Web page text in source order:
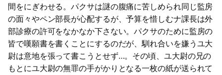
間をにぎわせる。パクサは謎の腹痛に苦しめられ同じ監房
の面々やペン部長が心配するが、予算を惜しむナ課長は外
部診療の許可をなかなか下さない。パクサのために監房の
皆で嘆願書を書くことにするのだが、馴れ合いを嫌うユ大
尉は意地を張って書こうとせず…。その頃、ユ大尉の兄の
もとにユ大尉の無罪の手がかりとなる一枚の紙が送られて